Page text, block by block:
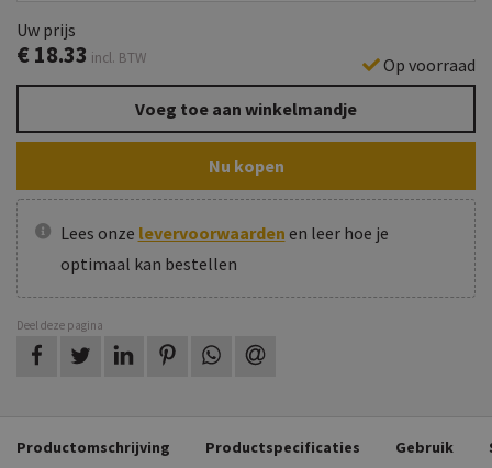
Uw prijs
€ 18.33 incl. BTW
Op voorraad
Voeg toe aan winkelmandje
Nu kopen
Lees onze levervoorwaarden en leer hoe je
optimaal kan bestellen
Deel deze pagina
op Facebookop Twitterop LinkedInop Pinterestop WhatsApp
Productomschrijving Productspecificaties Gebruik